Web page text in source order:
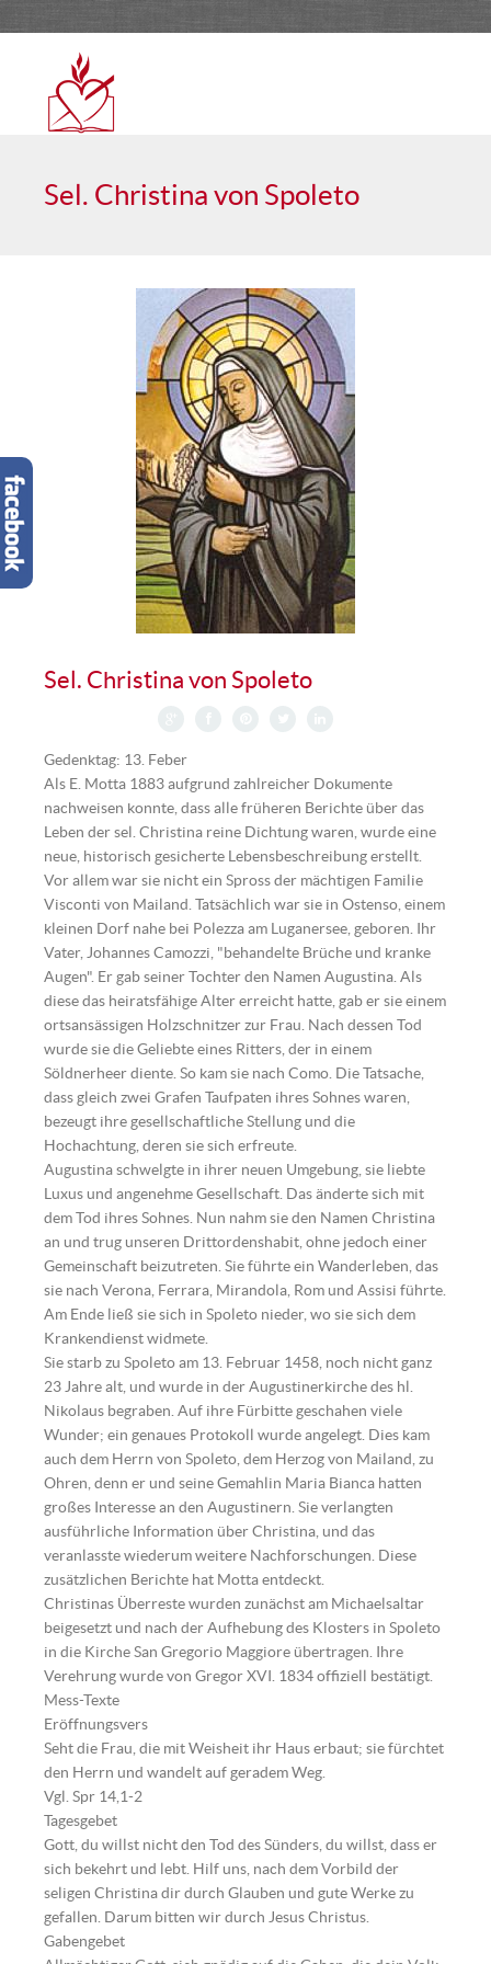
Sel. Christina von Spoleto
Sel. Christina von Spoleto
Gedenktag: 13. Feber
Als E. Motta 1883 aufgrund zahlreicher Dokumente
nachweisen konnte, dass alle früheren Berichte über das
Leben der sel. Christina reine Dichtung waren, wurde eine
neue, historisch gesicherte Lebensbeschreibung erstellt.
Vor allem war sie nicht ein Spross der mächtigen Familie
Visconti von Mailand. Tatsächlich war sie in Ostenso, einem
kleinen Dorf nahe bei Polezza am Luganersee, geboren. Ihr
Vater, Johannes Camozzi, "behandelte Brüche und kranke
Augen". Er gab seiner Tochter den Namen Augustina. Als
diese das heiratsfähige Alter erreicht hatte, gab er sie einem
ortsansässigen Holzschnitzer zur Frau. Nach dessen Tod
wurde sie die Geliebte eines Ritters, der in einem
Söldnerheer diente. So kam sie nach Como. Die Tatsache,
dass gleich zwei Grafen Taufpaten ihres Sohnes waren,
bezeugt ihre gesellschaftliche Stellung und die
Hochachtung, deren sie sich erfreute.
Augustina schwelgte in ihrer neuen Umgebung, sie liebte
Luxus und angenehme Gesellschaft. Das änderte sich mit
dem Tod ihres Sohnes. Nun nahm sie den Namen Christina
an und trug unseren Drittordenshabit, ohne jedoch einer
Gemeinschaft beizutreten. Sie führte ein Wanderleben, das
sie nach Verona, Ferrara, Mirandola, Rom und Assisi führte.
Am Ende ließ sie sich in Spoleto nieder, wo sie sich dem
Krankendienst widmete.
Sie starb zu Spoleto am 13. Februar 1458, noch nicht ganz
23 Jahre alt, und wurde in der Augustinerkirche des hl.
Nikolaus begraben. Auf ihre Fürbitte geschahen viele
Wunder; ein genaues Protokoll wurde angelegt. Dies kam
auch dem Herrn von Spoleto, dem Herzog von Mailand, zu
Ohren, denn er und seine Gemahlin Maria Bianca hatten
großes Interesse an den Augustinern. Sie verlangten
ausführliche Information über Christina, und das
veranlasste wiederum weitere Nachforschungen. Diese
zusätzlichen Berichte hat Motta entdeckt.
Christinas Überreste wurden zunächst am Michaelsaltar
beigesetzt und nach der Aufhebung des Klosters in Spoleto
in die Kirche San Gregorio Maggiore übertragen. Ihre
Verehrung wurde von Gregor XVI. 1834 offiziell bestätigt.
Mess-Texte
Eröffnungsvers
Seht die Frau, die mit Weisheit ihr Haus erbaut; sie fürchtet
den Herrn und wandelt auf geradem Weg.
Vgl. Spr 14,1-2
Tagesgebet
Gott, du willst nicht den Tod des Sünders, du willst, dass er
sich bekehrt und lebt. Hilf uns, nach dem Vorbild der
seligen Christina dir durch Glauben und gute Werke zu
gefallen. Darum bitten wir durch Jesus Christus.
Gabengebet